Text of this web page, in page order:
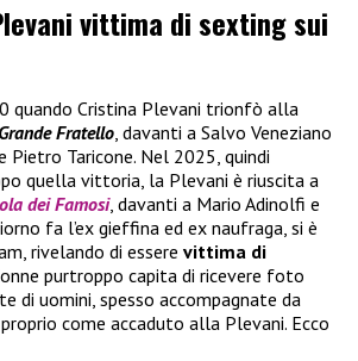
vittima di sexting sui
quando Cristina Plevani trionfò alla
Grande Fratello, davanti a Salvo Veneziano
Pietro Taricone. Nel 2025, quindi
quella vittoria, la Plevani è riuscita a
dei Famosi, davanti a Mario Adinolfi e
fa l’ex gieffina ed ex naufraga, si è
rivelando di essere vittima di
purtroppo capita di ricevere foto
di uomini, spesso accompagnate da
come accaduto alla Plevani. Ecco